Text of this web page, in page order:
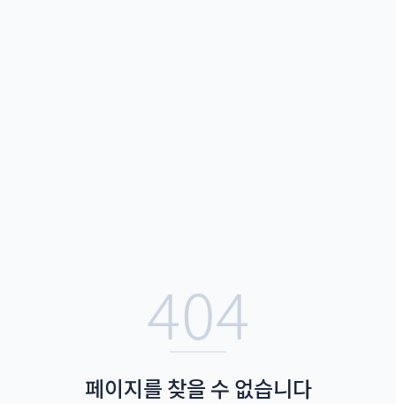
404
페이지를 찾을 수 없습니다